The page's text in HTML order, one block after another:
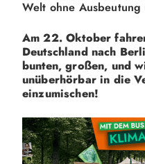
Welt ohne
Am 22. Oktober
Deutschland nach
bunten, großen, und
unüberhörbar in die
einzumischen!